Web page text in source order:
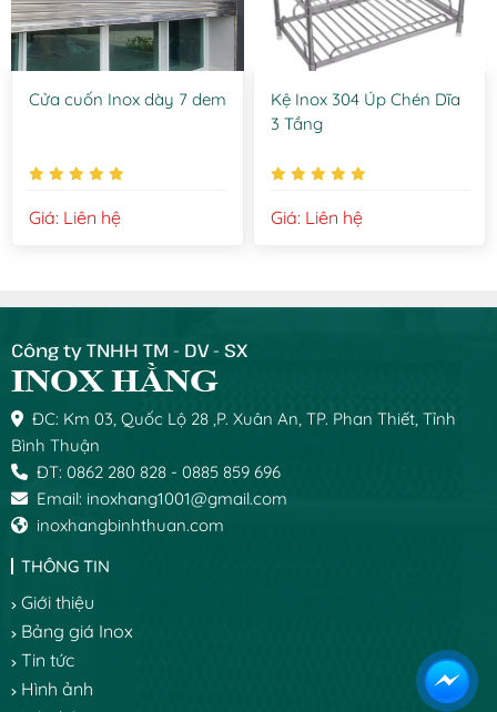
Cửa cuốn Inox dày 7 dem
Giá: Liên hệ
Kệ Inox 304 Úp Chén Dĩa
3 Tầng
Giá: Liên hệ
Công ty TNHH TM - DV - SX
ĐC: Km 03, Quốc Lộ 28 ,P. Xuân An, TP. Phan Thiết, Tỉnh
Bình Thuận
ĐT: 0862 280 828 - 0885 859 696
Email: inoxhang1001@gmail.com
inoxhangbinhthuan.com
THÔNG TIN
Giới thiệu
Bảng giá Inox
Tin tức
Hình ảnh